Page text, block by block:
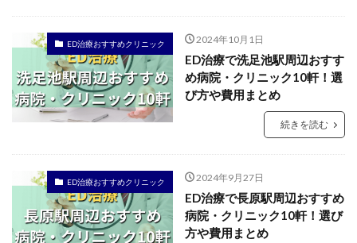
ED治療おすすめクリニック 2024年10月1日
ED治療で洗足池駅周辺おすす
め病院・クリニック10軒！選
び方や費用まとめ
続きを読む
ED治療おすすめクリニック 2024年9月27日
ED治療で長原駅周辺おすすめ
病院・クリニック10軒！選び
方や費用まとめ